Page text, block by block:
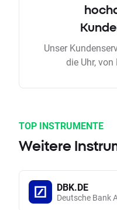
Unser
die Uhr,
TOP INSTRUMENTE
Weitere
DBK.DE
Deutsche Bank